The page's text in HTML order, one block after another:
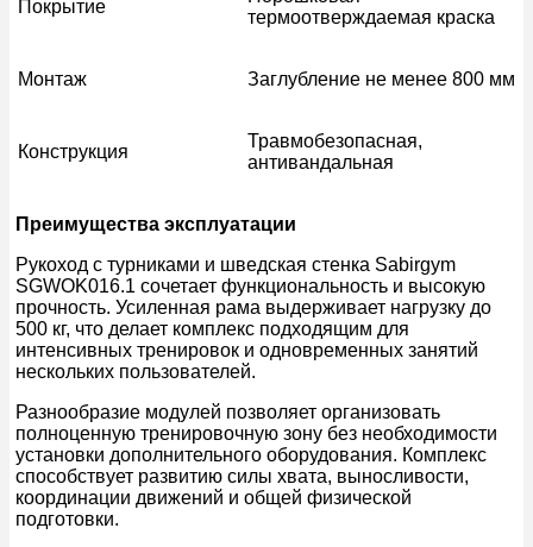
Покрытие
термоотверждаемая краска
Монтаж Заглубление не менее 800 мм
Конструкция
Травмобезопасная,
антивандальная
Преимущества эксплуатации
Рукоход с турниками и шведская стенка Sabirgym
SGWOK016.1 сочетает функциональность и высокую
прочность. Усиленная рама выдерживает нагрузку до
500 кг, что делает комплекс подходящим для
интенсивных тренировок и одновременных занятий
нескольких пользователей.
Разнообразие модулей позволяет организовать
полноценную тренировочную зону без необходимости
установки дополнительного оборудования. Комплекс
способствует развитию силы хвата, выносливости,
координации движений и общей физической
подготовки.